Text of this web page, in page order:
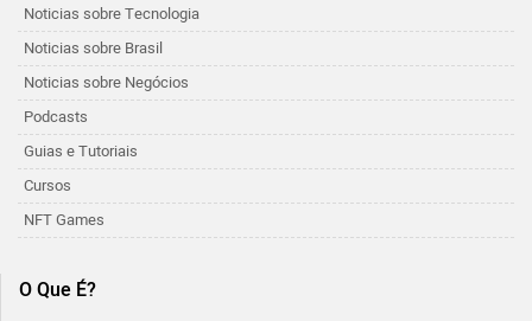
Noticias sobre Tecnologia
Noticias sobre Brasil
Noticias sobre Negócios
Podcasts
Guias e Tutoriais
Cursos
NFT Games
O Que É?